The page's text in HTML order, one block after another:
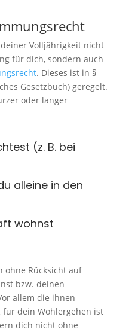
Volljährigkeit nicht
für dich, sondern auch
. Dieses ist in §
Gesetzbuch) geregelt.
oder langer
(z. B. bei
alleine in den
wohnst
ohne Rücksicht auf
bzw. deinen
allem die ihnen
dein Wohlergehen ist
dich nicht ohne